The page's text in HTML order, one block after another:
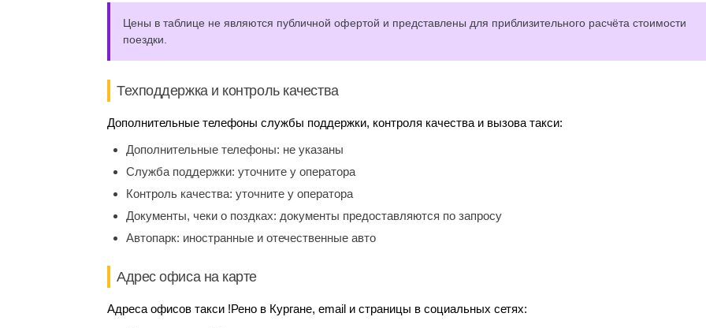
Цены в таблице не являются публичной офертой и представлены для приблизительного расчёта стоимости
поездки.
Техподдержка и контроль качества
Дополнительные телефоны службы поддержки, контроля качества и вызова такси:
Дополнительные телефоны: не указаны
Служба поддержки: уточните у оператора
Контроль качества: уточните у оператора
Документы, чеки о поздках: документы предоставляются по запросу
Автопарк: иностранные и отечественные авто
Адрес офиса на карте
Адреса офисов такси !Рено в Кургане, email и страницы в социальных сетях: